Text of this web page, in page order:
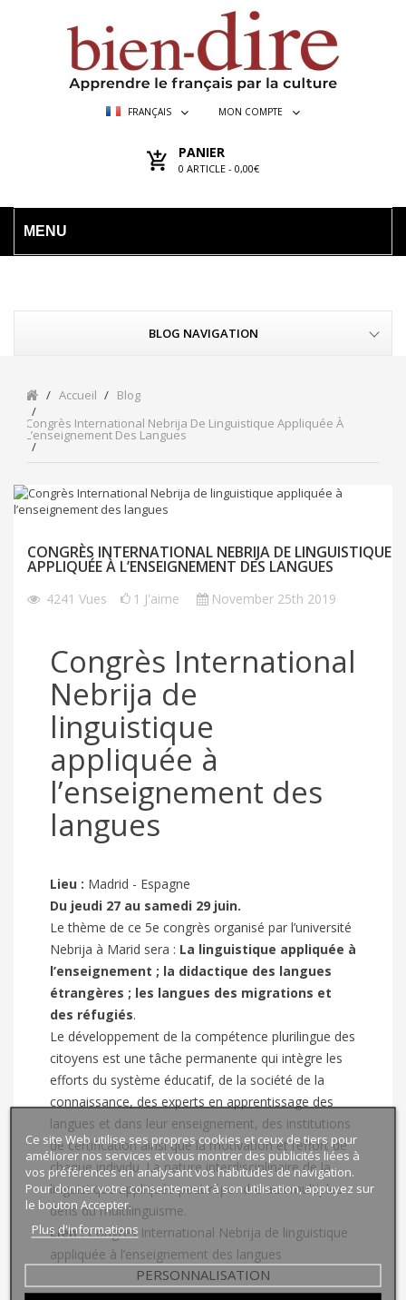
FRANÇAIS MON COMPTE
PANIER
0 ARTICLE - 0,00€
MENU
BLOG NAVIGATION
Accueil
Blog
Congrès International Nebrija De Linguistique Appliquée À
L’enseignement Des Langues
CONGRÈS INTERNATIONAL NEBRIJA DE LINGUISTIQUE
APPLIQUÉE À L’ENSEIGNEMENT DES LANGUES
4241 Vues 1 J'aime November 25th 2019
Congrès International
Nebrija de
linguistique
appliquée à
l’enseignement des
langues
Lieu : Madrid - Espagne
Du jeudi 27 au samedi 29 juin.
Le thème de ce 5e congrès organisé par l’université
Nebrija à Marid sera : La linguistique appliquée à
l’enseignement ; la didactique des langues
étrangères ; les langues des migrations et
des réfugiés.
Le développement de la compétence plurilingue des
citoyens est une tâche permanente qui intègre les
efforts du système éducatif, de la société de la
connaissance, des experts en apprentissage des
langues et dans leur enseignement, des institutions
de certification ainsi que la motivation et l’effort de
chaque individu. La nature interdisciplinaire de la
linguistique appliquée peut répondre aux multiples
défis du multilinguisme.
Lien : Congrès International Nebrija de linguistique
appliquée à l’enseignement des langues
Ce site Web utilise ses propres cookies et ceux de tiers pour
améliorer nos services et vous montrer des publicités liées à
vos préférences en analysant vos habitudes de navigation.
Pour donner votre consentement à son utilisation, appuyez sur
le bouton Accepter.
Plus d'informations
PERSONNALISATION